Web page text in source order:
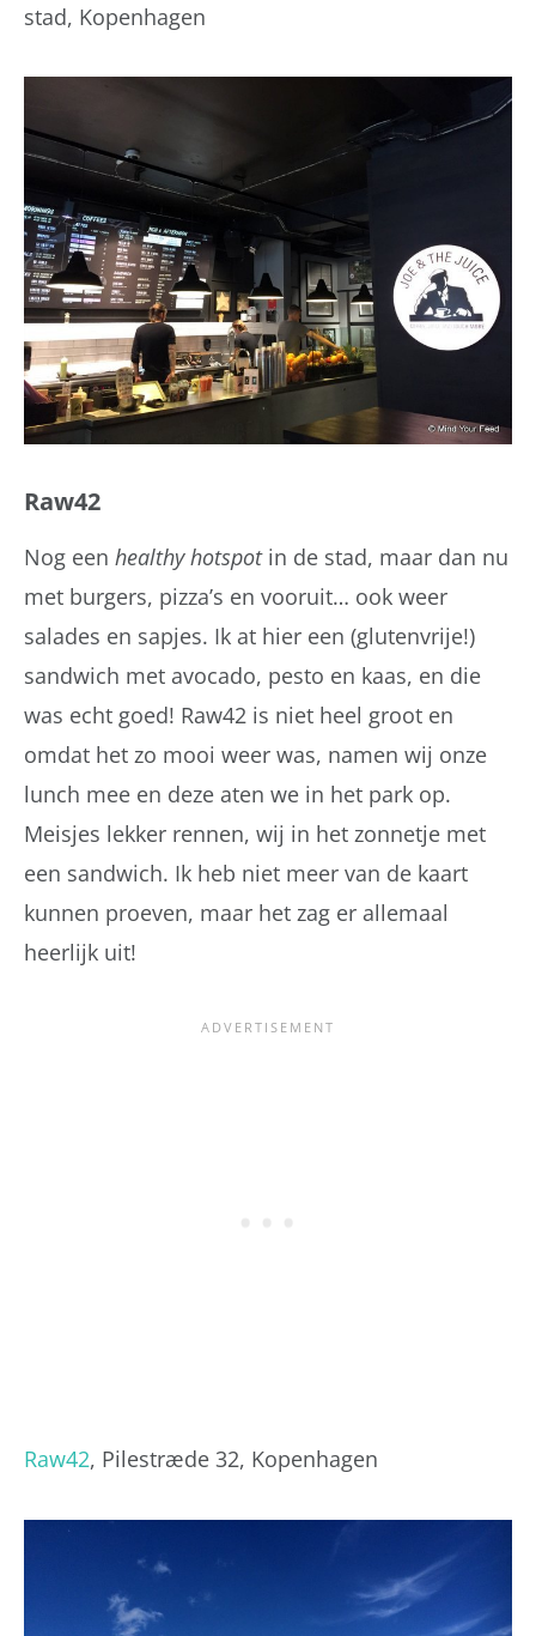
stad, Kopenhagen
Raw42
Nog een healthy hotspotin de stad, maar dan nu
met burgers, pizza’s en vooruit… ook weer
salades en sapjes. Ik at hier een (glutenvrije!)
sandwich met avocado, pesto en kaas, en die
was echt goed! Raw42 is niet heel groot en
omdat het zo mooi weer was, namen wij onze
lunch mee en deze aten we in het park op.
Meisjes lekker rennen, wij in het zonnetje met
een sandwich. Ik heb niet meer van de kaart
kunnen proeven, maar het zag er allemaal
heerlijk uit!
Raw42, Pilestræde 32, Kopenhagen